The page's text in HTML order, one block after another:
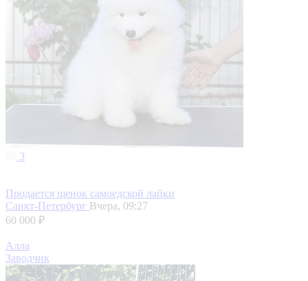
3
Продается щенок самоедской лайки
Санкт-Петербург Вчера, 09:27
60 000 ₽
Алла
Заводчик